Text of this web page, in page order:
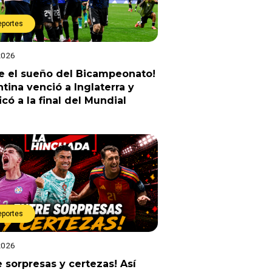
el sueño del Bicampeonato!
venció a Inglaterra y
a la final del Mundial
sorpresas y certezas! Así